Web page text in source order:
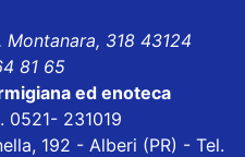
Montanara, 318 43124
81 65
ed enoteca
0521- 231019
192 - Alberi (PR) - Tel.